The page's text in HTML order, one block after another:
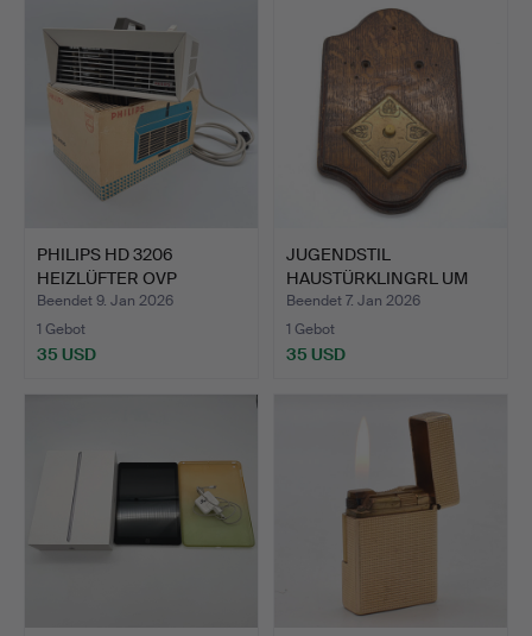
PHILIPS HD 3206
HEIZLÜFTER OVP
ORIGINALVER…
Beendet 9. Jan 2026
1 Gebot
35 USD
JUGENDSTIL
HAUSTÜRKLINGRL UM
1900.
Beendet 7. Jan 2026
1 Gebot
35 USD